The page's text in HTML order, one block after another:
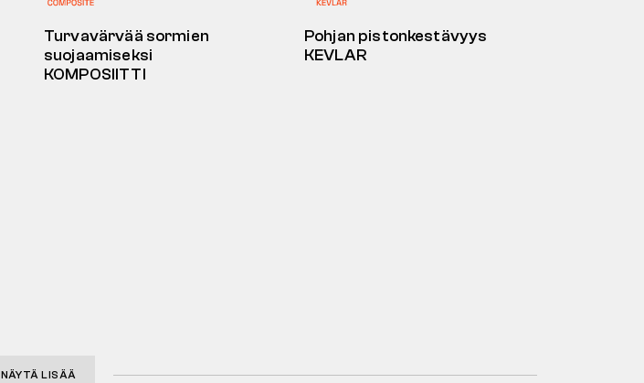
Turvavärvää sormien
suojaamiseksi
KOMPOSIITTI
Pohjan pistonkestävyys
KEVLAR
NÄYTÄ LISÄÄ